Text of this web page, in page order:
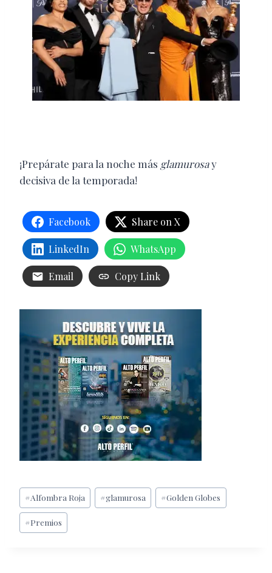
¡Prepárate para la noche más glamurosay
decisiva de la temporada!
Facebook Share on X
LinkedIn WhatsApp
Email Copy Link
Etiquetas
de
la
#Alfombra Roja #glamurosa #Golden Globes
#Premios